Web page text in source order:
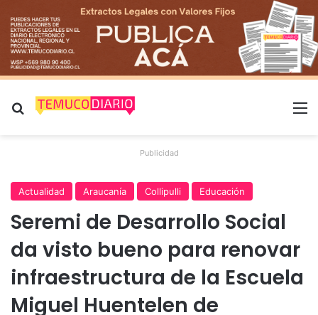
Buscar por
Publicidad
Actualidad Araucanía Collipulli Educación
Seremi de Desarrollo Social
da visto bueno para renovar
infraestructura de la Escuela
Miguel Huentelen de